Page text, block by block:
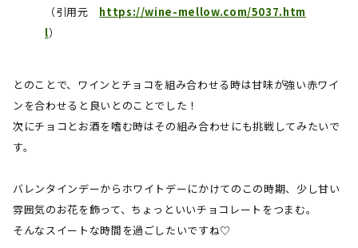
（引用元 https://wine-mellow.com/5037.htm
l）
とのことで、ワインとチョコを組み合わせる時は甘味が強い赤ワイ
ンを合わせると良いとのことでした！
次にチョコとお酒を嗜む時はその組み合わせにも挑戦してみたいで
す。
バレンタインデーからホワイトデーにかけてのこの時期、少し甘い
雰囲気のお花を飾って、ちょっといいチョコレートをつまむ。
そんなスイートな時間を過ごしたいですね♡